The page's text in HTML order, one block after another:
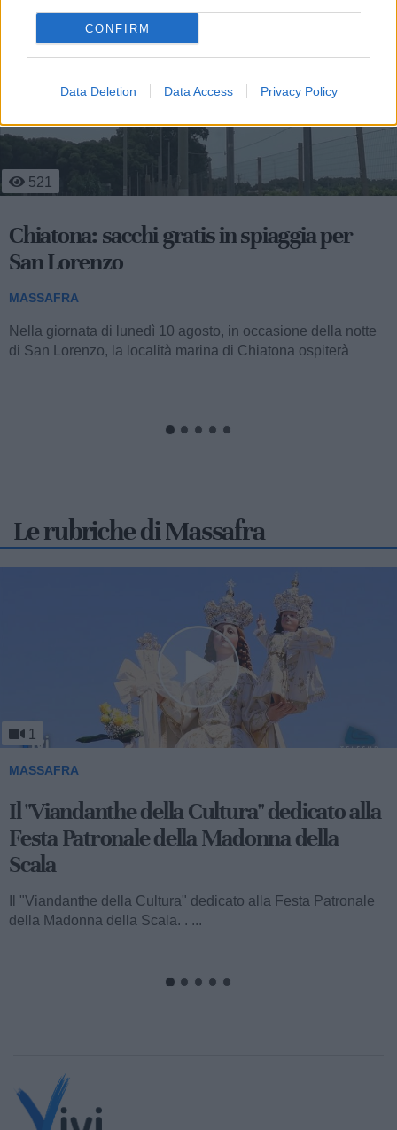
CONFIRM
Data Deletion Data Access Privacy Policy
800
Emergenza caldo Massafra: un aiuto per
anziani e fragili
MASSAFRA
Anche per la stagione estiva in corso, l'amministrazione
comunale guidata dalla sindaca Giancarla Zaccaro,
Le rubriche di Massafra
1
MASSAFRA
Viandanthe della Cultura: la "Chiesa
Rupestre della Buona Nuova"
Ecco a voi il terzo speciale del "Viandanthe della Cultura"
dedicato alla Madonna della Scala. Vi porteremo alla
scoperta della "Chiesa...